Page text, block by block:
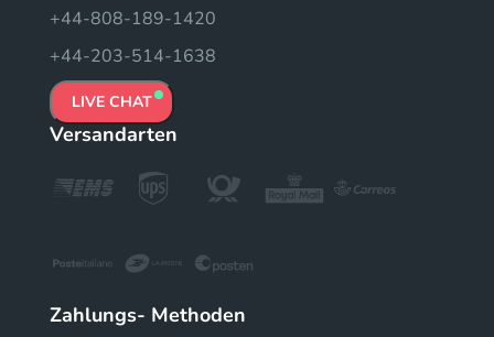
+44-808-189-1420
+44-203-514-1638
LIVE CHAT
Versandarten
Zahlungs- Methoden